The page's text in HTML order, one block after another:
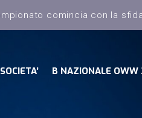
SOCIETA’ B NAZIONALE